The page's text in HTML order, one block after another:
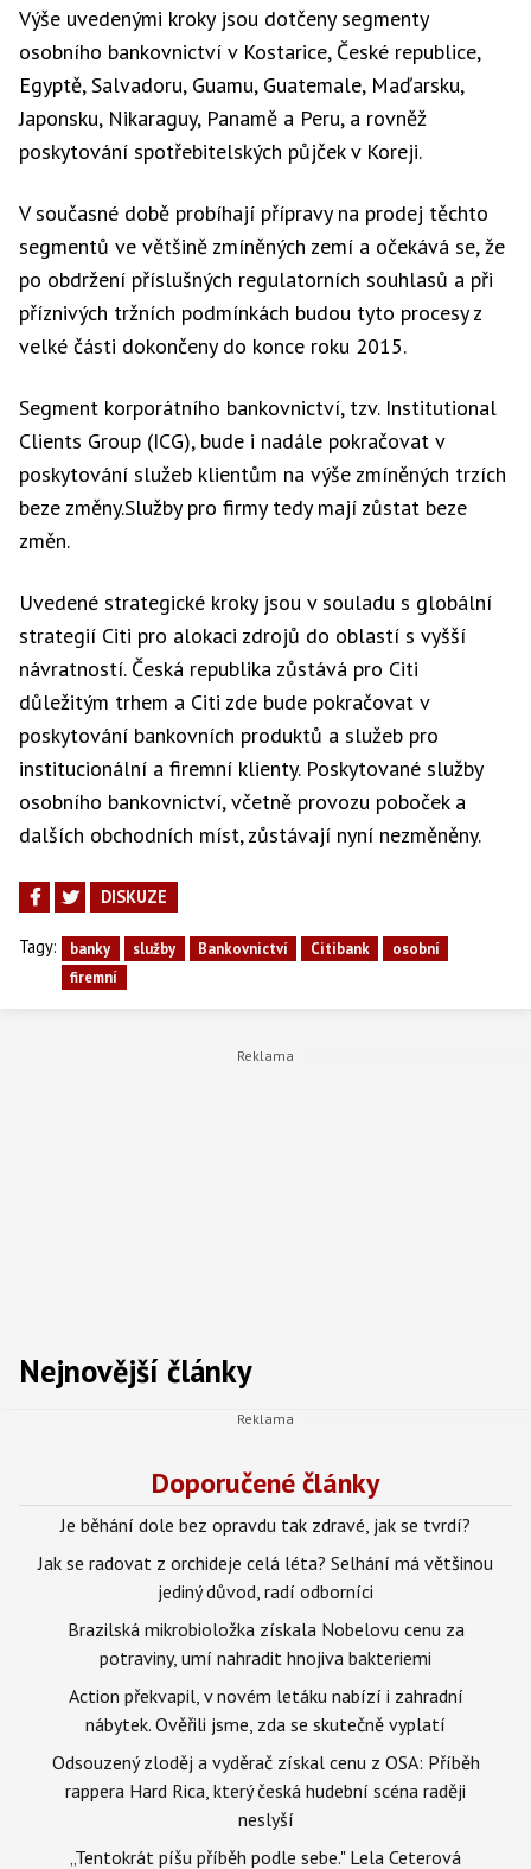
Výše uvedenými kroky jsou dotčeny segmenty
osobního bankovnictví v Kostarice, České republice,
Egyptě, Salvadoru, Guamu, Guatemale, Maďarsku,
Japonsku, Nikaraguy, Panamě a Peru, a rovněž
poskytování spotřebitelských půjček v Koreji.
V současné době probíhají přípravy na prodej těchto
segmentů ve většině zmíněných zemí a očekává se, že
po obdržení příslušných regulatorních souhlasů a při
příznivých tržních podmínkách budou tyto procesy z
velké části dokončeny do konce roku 2015.
Segment korporátního bankovnictví, tzv. Institutional
Clients Group (ICG), bude i nadále pokračovat v
poskytování služeb klientům na výše zmíněných trzích
beze změny.Služby pro firmy tedy mají zůstat beze
změn.
Uvedené strategické kroky jsou v souladu s globální
strategií Citi pro alokaci zdrojů do oblastí s vyšší
návratností. Česká republika zůstává pro Citi
důležitým trhem a Citi zde bude pokračovat v
poskytování bankovních produktů a služeb pro
institucionální a firemní klienty. Poskytované služby
osobního bankovnictví, včetně provozu poboček a
dalších obchodních míst, zůstávají nyní nezměněny.
DISKUZE
Tagy: banky služby Bankovnictví Citibank
osobní
firemní
Nejnovější články
Doporučené články
Je běhání dole bez opravdu tak zdravé, jak se tvrdí?
Jak se radovat z orchideje celá léta? Selhání má většinou
jediný důvod, radí odborníci
Brazilská mikrobioložka získala Nobelovu cenu za
potraviny, umí nahradit hnojiva bakteriemi
Action překvapil, v novém letáku nabízí i zahradní
nábytek. Ověřili jsme, zda se skutečně vyplatí
Odsouzený zloděj a vyděrač získal cenu z OSA: Příběh
rappera Hard Rica, který česká hudební scéna raději
neslyší
„Tentokrát píšu příběh podle sebe." Lela Ceterová